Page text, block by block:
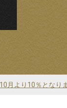
月より10％となり